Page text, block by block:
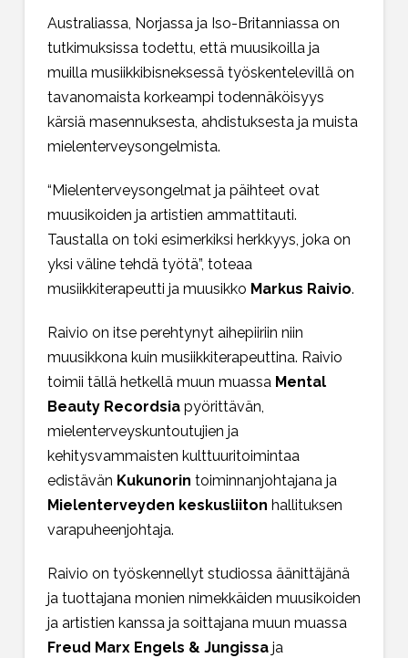
Australiassa, Norjassa ja Iso-Britanniassa on
tutkimuksissa todettu, että muusikoilla ja
muilla musiikkibisneksessä työskentelevillä on
tavanomaista korkeampi todennäköisyys
kärsiä masennuksesta, ahdistuksesta ja muista
mielenterveysongelmista.
“Mielenterveysongelmat ja päihteet ovat
muusikoiden ja artistien ammattitauti.
Taustalla on toki esimerkiksi herkkyys, joka on
yksi väline tehdä työtä”, toteaa
musiikkiterapeutti ja muusikko Markus Raivio.
Raivio on itse perehtynyt aihepiiriin niin
muusikkona kuin musiikkiterapeuttina. Raivio
toimii tällä hetkellä muun muassa Mental
Beauty Recordsiapyörittävän,
mielenterveyskuntoutujien ja
kehitysvammaisten kulttuuritoimintaa
edistävän Kukunorin toiminnanjohtajana ja
Mielenterveyden keskusliiton hallituksen
varapuheenjohtaja.
Raivio on työskennellyt studiossa äänittäjänä
ja tuottajana monien nimekkäiden muusikoiden
ja artistien kanssa ja soittajana muun muassa
Freud Marx Engels & Jungissaja